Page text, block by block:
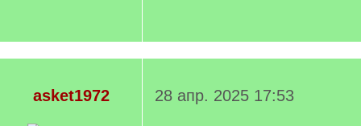
asket1972 28 апр. 2025 17:53